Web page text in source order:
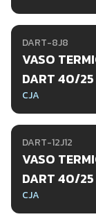
DART-8J8
VASO
DART 40/25
CJA
DART-12J12
VASO
DART 40/25
CJA